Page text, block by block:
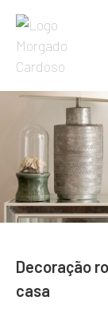
Decoração
casa